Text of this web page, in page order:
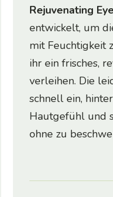
Rejuvenating
entwickelt, um
mit Feuchtigkeit
ihr ein frisches,
verleihen. Die
schnell ein,
Hautgefühl und
ohne zu